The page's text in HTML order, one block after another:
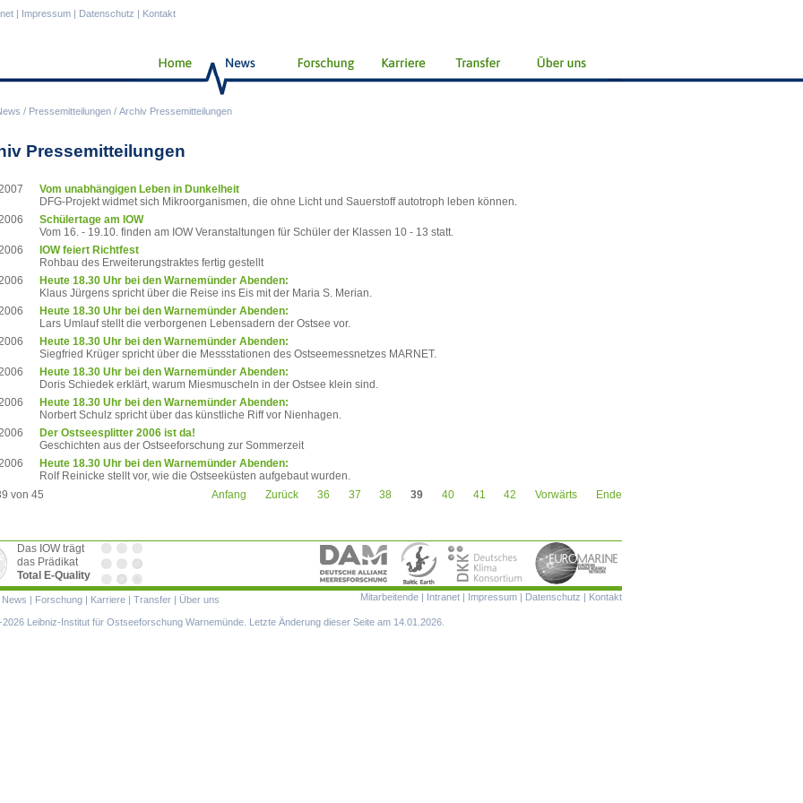
/ Pressemitteilungen / Archiv Pressemitteilungen
| Impressum | Datenschutz | Kontakt
Pressemitteilungen
Vom unabhängigen Leben in Dunkelheit
DFG-Projekt widmet sich Mikroorganismen, die ohne Licht und Sauerstoff autotroph leben können.
Schülertage am IOW
Vom 16. - 19.10. finden am IOW Veranstaltungen für Schüler der Klassen 10 - 13 statt.
IOW feiert Richtfest
Rohbau des Erweiterungstraktes fertig gestellt
Heute 18.30 Uhr bei den Warnemünder Abenden:
Klaus Jürgens spricht über die Reise ins Eis mit der Maria S. Merian.
Heute 18.30 Uhr bei den Warnemünder Abenden:
Lars Umlauf stellt die verborgenen Lebensadern der Ostsee vor.
Heute 18.30 Uhr bei den Warnemünder Abenden:
Siegfried Krüger spricht über die Messstationen des Ostseemessnetzes MARNET.
Heute 18.30 Uhr bei den Warnemünder Abenden:
Doris Schiedek erklärt, warum Miesmuscheln in der Ostsee klein sind.
Heute 18.30 Uhr bei den Warnemünder Abenden:
Norbert Schulz spricht über das künstliche Riff vor Nienhagen.
Der Ostseesplitter 2006 ist da!
Geschichten aus der Ostseeforschung zur Sommerzeit
Heute 18.30 Uhr bei den Warnemünder Abenden:
Rolf Reinicke stellt vor, wie die Ostseeküsten aufgebaut wurden.
von 45
Anfang Zurück 36 37 38 39 40 41 42 Vorwärts Ende
Das IOW trägt
das Prädikat
Total E-Quality
Navigation
Mitarbeitende | Intranet | Impressum | Datenschutz | Kontakt
News | Forschung | Karriere | Transfer | Über uns
Leibniz-Institut für Ostseeforschung Warnemünde. Letzte Änderung dieser Seite am 14.01.2026.